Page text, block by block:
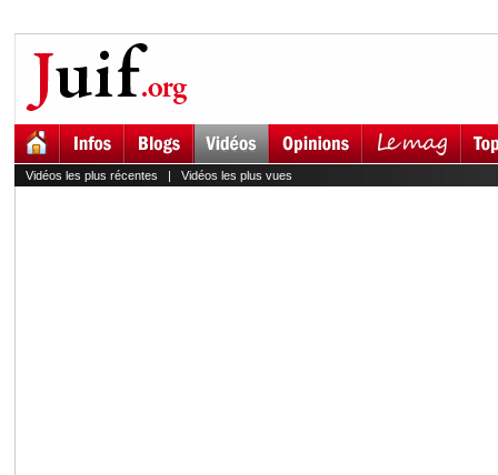
Vidéos les plus récentes | Vidéos les plus vues